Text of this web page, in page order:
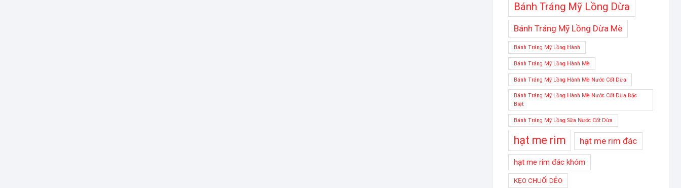
Bánh Tráng Mỹ Lồng Dừa
Bánh Tráng Mỹ Lồng Dừa Mè
Bánh Tráng Mỹ Lồng Hành
Bánh Tráng Mỹ Lồng Hành Mè
Bánh Tráng Mỹ Lồng Hành Mè Nước Cốt Dừa
Bánh Tráng Mỹ Lồng Hành Mè Nước Cốt Dừa Đặc
Biệt
Bánh Tráng Mỹ Lồng Sữa Nước Cốt Dừa
hạt me rim hạt me rim đác
hạt me rim đác khóm
KẸO CHUỐI DẺO